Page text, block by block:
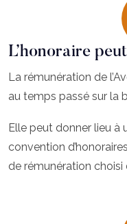
L’honoraire
La rémunération de
au temps passé sur la
Elle peut donner lieu à
convention
de rémunération choisi